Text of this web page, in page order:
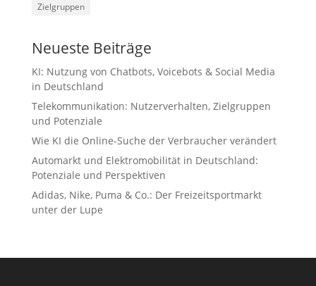
Zielgruppen
Neueste Beiträge
KI: Nutzung von Chatbots, Voicebots & Social Media
in Deutschland
Telekommunikation: Nutzerverhalten, Zielgruppen
und Potenziale
Wie KI die Online-Suche der Verbraucher verändert
Automarkt und Elektromobilität in Deutschland:
Potenziale und Perspektiven
Adidas, Nike, Puma & Co.: Der Freizeitsportmarkt
unter der Lupe